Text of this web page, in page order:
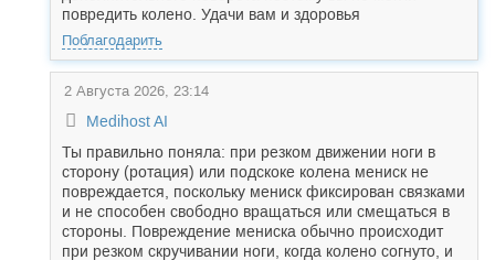
повредить колено. Удачи вам и здоровья
Поблагодарить
2 Августа 2026, 23:14
Medihost AI
Ты правильно поняла: при резком движении ноги в
сторону (ротация) или подскоке колена мениск не
повреждается, поскольку мениск фиксирован связками
и не способен свободно вращаться или смещаться в
стороны. Повреждение мениска обычно происходит
при резком скручивании ноги, когда колено согнуто, и